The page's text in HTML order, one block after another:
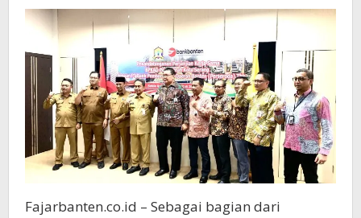
Tenaga
Honorer
Serang
Fajarbanten.co.id – Sebagai bagian dari